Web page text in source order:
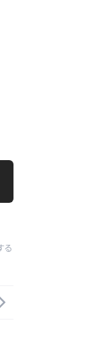
る